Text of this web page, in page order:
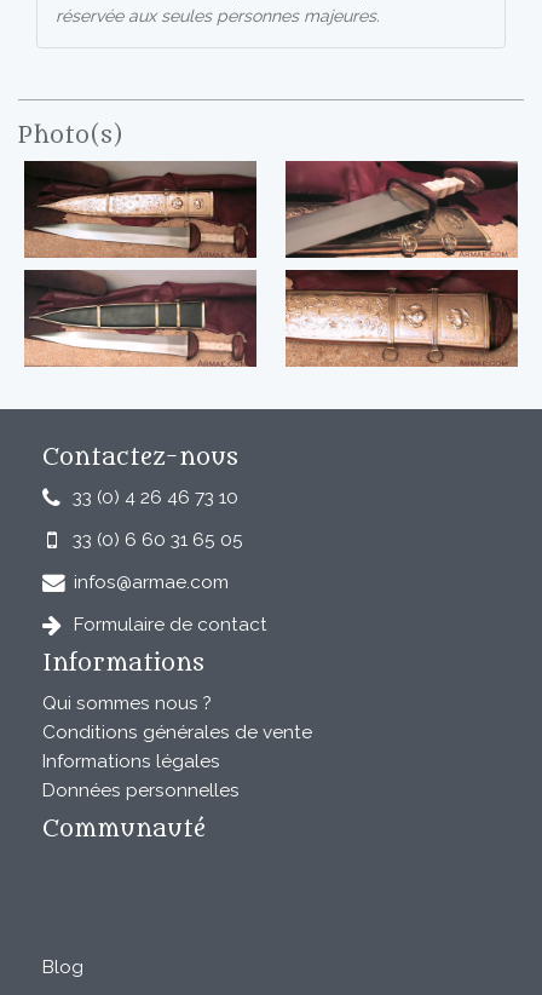
réservée aux seules personnes majeures.
Photo(s)
Contactez-nous
33 (0) 4 26 46 73 10
33 (0) 6 60 31 65 05
infos@armae.com
Formulaire de contact
Informations
Qui sommes nous ?
Conditions générales de vente
Informations légales
Données personnelles
Communauté
Blog